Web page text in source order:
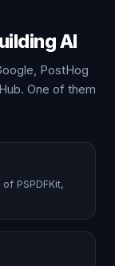
AI
PostHog
One of them
PSPDFKit,